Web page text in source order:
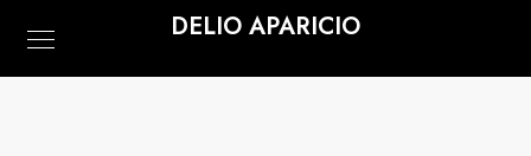
DELIO APARICIO